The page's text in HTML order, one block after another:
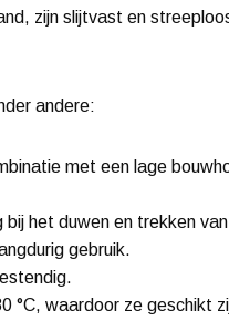
zijn slijtvast en
andere:
met een lage
bij het duwen en trekken
gebruik.
waardoor ze geschikt